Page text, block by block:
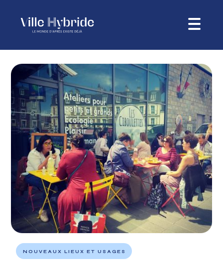
NOUVEAUX LIEUX ET USAGES